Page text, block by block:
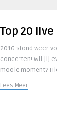
Top 20
2016 stond weer
concerten! Wil jij
mooie moment?
Lees Meer